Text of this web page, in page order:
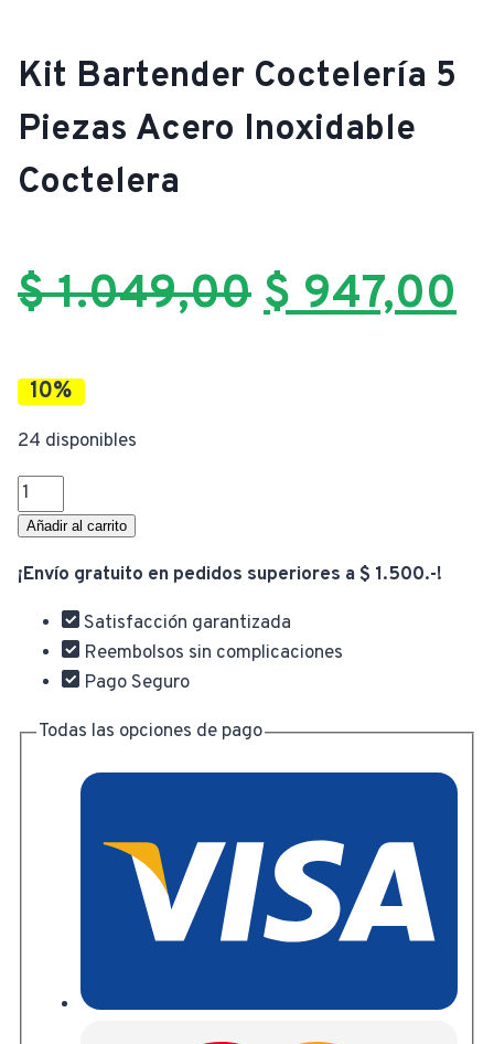
Kit Bartender Coctelería 5
Piezas Acero Inoxidable
Coctelera
$1.049,00 El
$
$947,00
10%
24 disponibles
Kit
Bartender
5
Piezas
Acero
Inoxidable
cantidad
Añadir al carrito
¡Envío gratuito en pedidos superiores a $ 1.500.-!
Satisfacción garantizada
Reembolsos sin complicaciones
Pago Seguro
Todas las opciones de pago